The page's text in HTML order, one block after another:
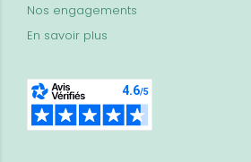
Nos engagements
En savoir plus